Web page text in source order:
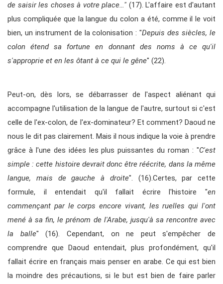
de saisir les choses à votre place…" (17). L'affaire est d'autant
plus compliquée que la langue du colon a été, comme il le voit
bien, un instrument de la colonisation : "Depuis des siècles, le
colon étend sa fortune en donnant des noms à ce qu'il
s'approprie et en les ôtant à ce qui le gêne" (22).
Peut-on, dès lors, se débarrasser de l'aspect aliénant qui
accompagne l'utilisation de la langue de l'autre, surtout si c'est
celle de l'ex-colon, de l'ex-dominateur? Et comment? Daoud ne
nous le dit pas clairement. Mais il nous indique la voie à prendre
grâce à l'une des idées les plus puissantes du roman : "C'est
simple : cette histoire devrait donc être réécrite, dans la même
langue, mais de gauche à droite". (16).Certes, par cette
formule, il entendait qu'il fallait écrire l'histoire "en
commençant par le corps encore vivant, les ruelles qui l'ont
mené à sa fin, le prénom de l'Arabe, jusqu'à sa rencontre avec
la balle" (16). Cependant, on ne peut s'empêcher de
comprendre que Daoud entendait, plus profondément, qu'il
fallait écrire en français mais penser en arabe. Ce qui est bien
la moindre des précautions, si le but est bien de faire parler